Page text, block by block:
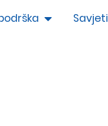
Savjeti